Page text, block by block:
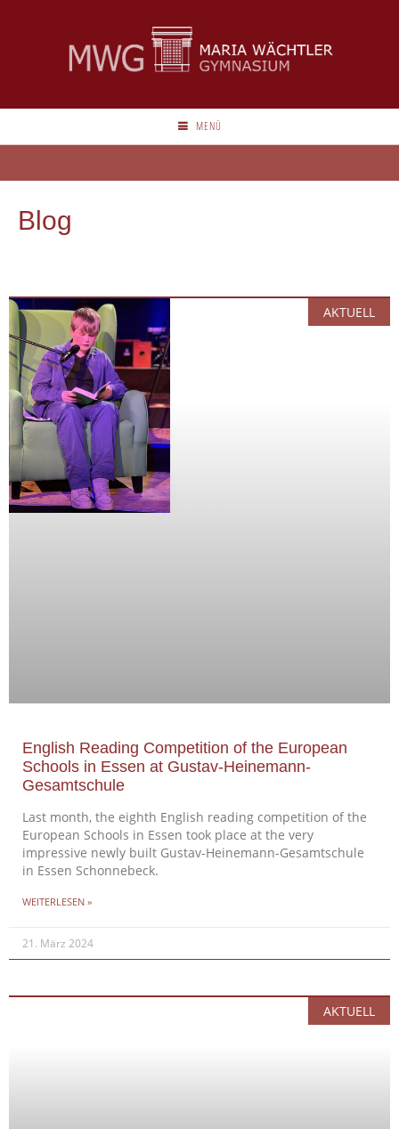
MENÜ
Blog
AKTUELL
English Reading Competition of the European
Schools in Essen at Gustav-Heinemann-
Gesamtschule
Last month, the eighth English reading competition of the
European Schools in Essen took place at the very
impressive newly built Gustav-Heinemann-Gesamtschule
in Essen Schonnebeck.
WEITERLESEN »
21. März 2024
AKTUELL